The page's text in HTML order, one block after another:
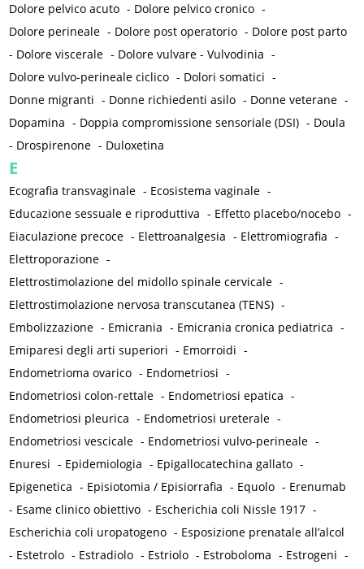
Dolore pelvico acuto - Dolore pelvico cronico -
Dolore perineale - Dolore post operatorio - Dolore post parto
- Dolore viscerale - Dolore vulvare - Vulvodinia -
Dolore vulvo-perineale ciclico - Dolori somatici -
Donne migranti - Donne richiedenti asilo - Donne veterane -
Dopamina - Doppia compromissione sensoriale (DSI) - Doula
- Drospirenone - Duloxetina
E
Ecografia transvaginale - Ecosistema vaginale -
Educazione sessuale e riproduttiva - Effetto placebo/nocebo -
Eiaculazione precoce - Elettroanalgesia - Elettromiografia -
Elettroporazione -
Elettrostimolazione del midollo spinale cervicale -
Elettrostimolazione nervosa transcutanea (TENS) -
Embolizzazione - Emicrania - Emicrania cronica pediatrica -
Emiparesi degli arti superiori - Emorroidi -
Endometrioma ovarico - Endometriosi -
Endometriosi colon-rettale - Endometriosi epatica -
Endometriosi pleurica - Endometriosi ureterale -
Endometriosi vescicale - Endometriosi vulvo-perineale -
Enuresi - Epidemiologia - Epigallocatechina gallato -
Epigenetica - Episiotomia / Episiorrafia - Equolo - Erenumab
- Esame clinico obiettivo - Escherichia coli Nissle 1917 -
Escherichia coli uropatogeno - Esposizione prenatale all’alcol
- Estetrolo - Estradiolo - Estriolo - Estroboloma - Estrogeni -